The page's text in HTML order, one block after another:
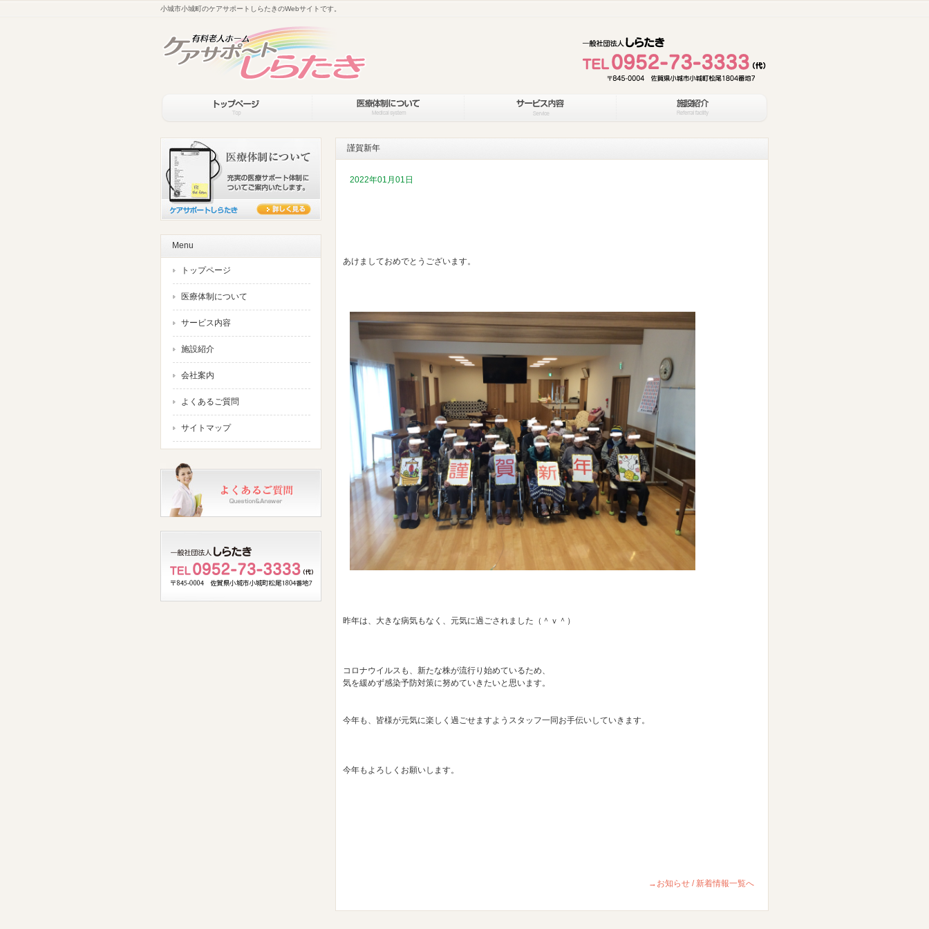
小城市小城町のケアサポートしらたきのWebサイトです。
謹賀新年
2022年01月01日
あけましておめでとうございます。
昨年は、大きな病気もなく、元気に過ごされました（＾ｖ＾）
コロナウイルスも、新たな株が流行り始めているため、
気を緩めず感染予防対策に努めていきたいと思います。
今年も、皆様が元気に楽しく過ごせますようスタッフ一同お手伝いしていきます。
今年もよろしくお願いします。
→お知らせ / 新着情報一覧へ
Menu
トップページ
医療体制について
サービス内容
施設紹介
会社案内
よくあるご質問
サイトマップ